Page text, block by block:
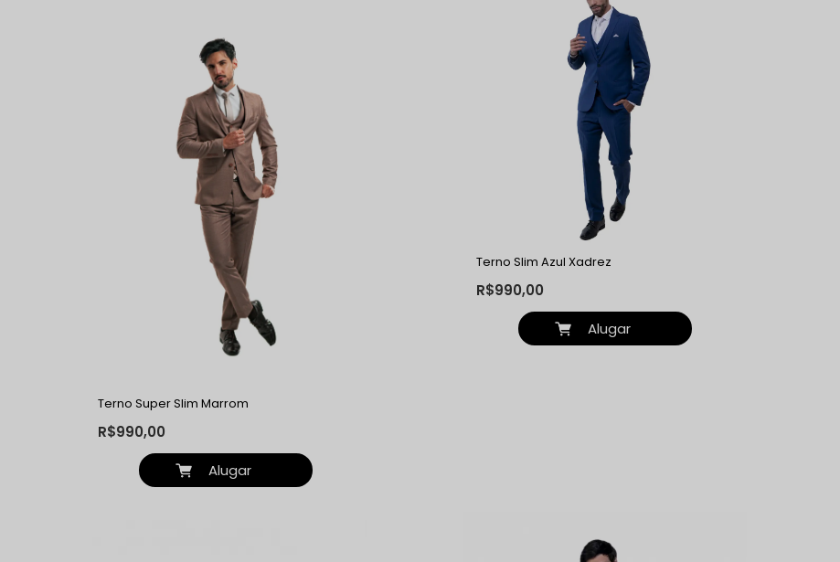
Terno Super Slim Marrom
R$990,00
Alugar
Terno Slim Azul Xadrez
R$990,00
Alugar